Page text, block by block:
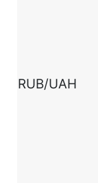
RUB/UAH